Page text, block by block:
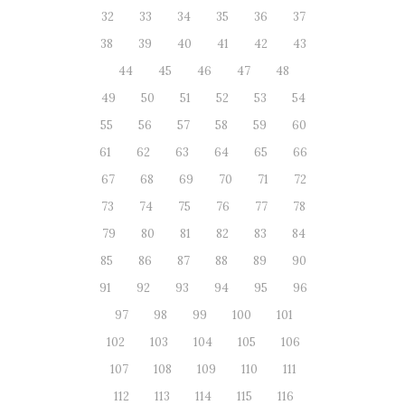
32
33 34 35 36
37
38
39 40 41 42
43
44
45 46 47
48
49
50 51 52 53
54
55
56 57 58 59
60
61
62 63 64 65
66
67
68 69 70 71
72
73
74 75 76 77
78
79
80 81 82 83
84
85
86 87 88 89
90
91
92 93 94 95
96
97
98 99 100
101
102
103 104 105
106
107
108 109 110
111
112
113 114 115
116